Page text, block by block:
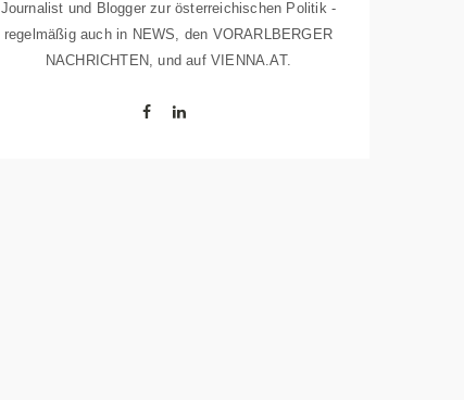
Journalist und Blogger zur österreichischen Politik -
regelmäßig auch in NEWS, den VORARLBERGER
NACHRICHTEN, und auf VIENNA.AT.